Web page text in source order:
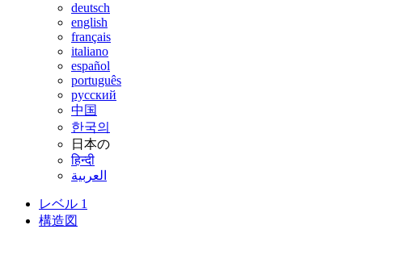
deutsch
english
français
italiano
español
português
русский
中国
한국의
日本の
हिन्दी
العربية
レベル 1
構造図